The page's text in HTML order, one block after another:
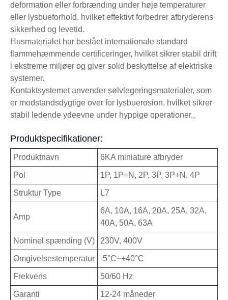
deformation eller forbrænding under høje temperaturer
eller lysbueforhold, hvilket effektivt forbedrer afbryderens
sikkerhed og levetid.
Husmaterialet har bestået internationale standard
flammehæmmende certificeringer, hvilket sikrer stabil drift
i ekstreme miljøer og giver solid beskyttelse af elektriske
systemer.
Kontaktsystemet anvender sølvlegeringsmaterialer, som
er modstandsdygtige over for lysbuerosion, hvilket sikrer
stabil ledende ydeevne under hyppige operationer.。
Produktspecifikationer:
Produktnavn 6KA miniature afbryder
Pol 1P, 1P+N, 2P, 3P, 3P+N, 4P
Struktur Type L7
Amp
6A, 10A, 16A, 20A, 25A, 32A,
40A, 50A, 63A
Nominel spænding (V) 230V, 400V
Omgivelsestemperatur -5°C~+40°C
Frekvens 50/60 Hz
Garanti 12-24 måneder